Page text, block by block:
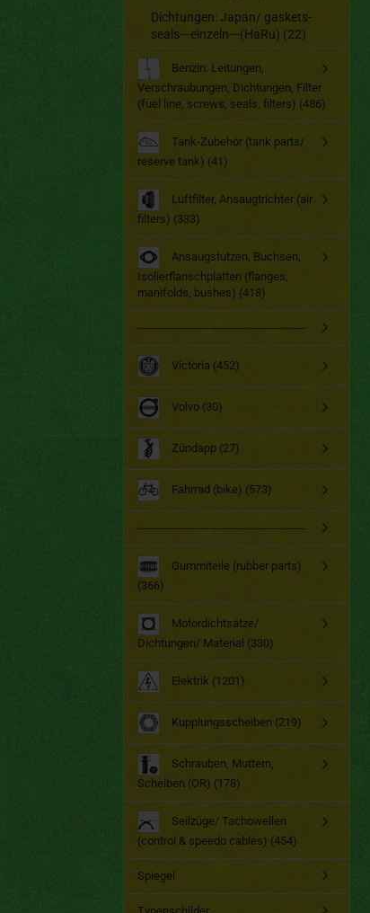
Dichtungen: Japan/ gaskets-
seals---einzeln---(HaRu) (22)
Benzin: Leitungen,
Verschraubungen, Dichtungen, Filter
(fuel line, screws, seals, filters) (486)
Tank-Zubehör (tank parts/
reserve tank) (41)
Luftfilter, Ansaugtrichter (air
filters) (333)
Ansaugstutzen, Buchsen,
Isolierflanschplatten (flanges,
manifolds, bushes) (418)
-----------------------------------------------
Victoria (452)
Volvo (30)
Zündapp (27)
Fahrrad (bike) (573)
-----------------------------------------------
Gummiteile (rubber parts)
(366)
Motordichtsätze/
Dichtungen/ Material (330)
Elektrik (1201)
Kupplungsscheiben (219)
Schrauben, Muttern,
Scheiben (OR) (178)
Seilzüge/ Tachowellen
(control & speedo cables) (454)
Spiegel